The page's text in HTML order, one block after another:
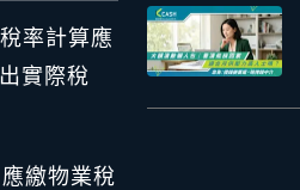
率計算應
實際稅
繳物業稅